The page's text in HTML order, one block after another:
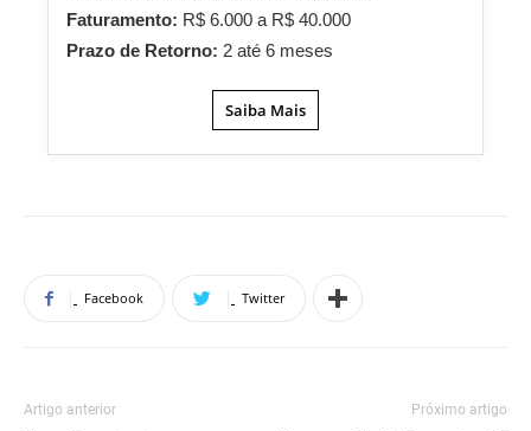
Faturamento: R$ 6.000 a R$ 40.000
Prazo de Retorno: 2 até 6 meses
Saiba Mais
Facebook Twitter
Artigo anterior Próximo artigo